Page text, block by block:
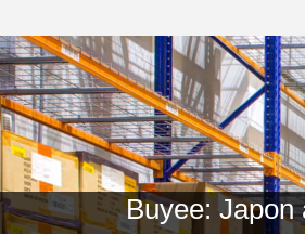
Buyee: Japon